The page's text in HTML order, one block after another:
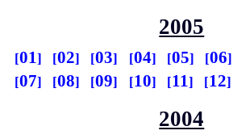
2005
01 02 03 04 05
06
07
08 09 10 11 12
2004